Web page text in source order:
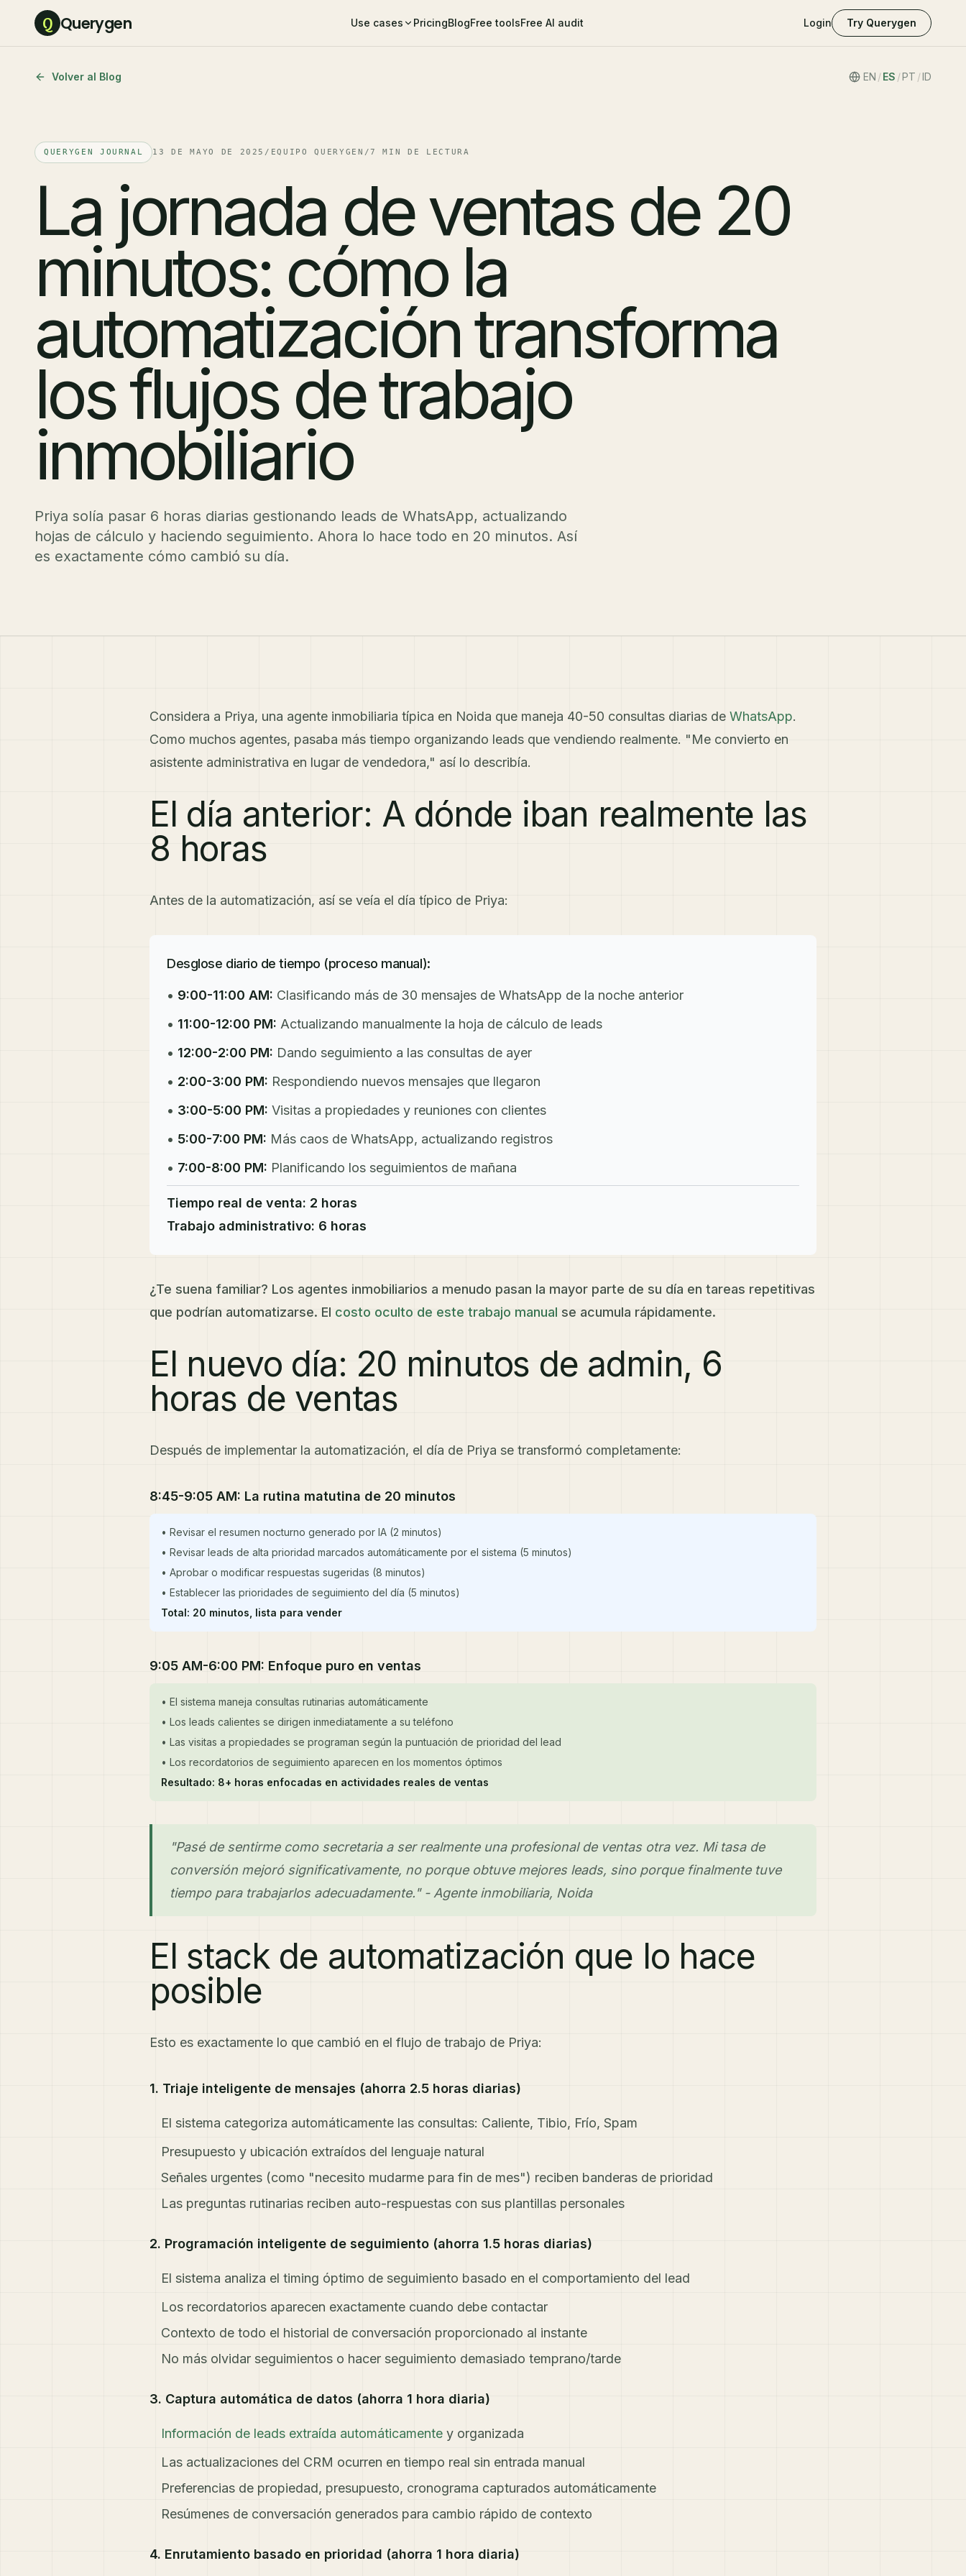
Q Querygen Use cases PricingBlogFree toolsFree AI audit Login Try Querygen
Volver al Blog EN / ES /PT /ID
QUERYGEN JOURNAL 13 DE MAYO DE 2025 / EQUIPO QUERYGEN /7 MIN DE LECTURA
La jornada de ventas de 20
minutos: cómo la
automatización transforma
los flujos de trabajo
inmobiliario
Priya solía pasar 6 horas diarias gestionando leads de WhatsApp, actualizando
hojas de cálculo y haciendo seguimiento. Ahora lo hace todo en 20 minutos. Así
es exactamente cómo cambió su día.
Considera a Priya, una agente inmobiliaria típica en Noida que maneja 40-50 consultas diarias de WhatsApp.
Como muchos agentes, pasaba más tiempo organizando leads que vendiendo realmente. "Me convierto en
asistente administrativa en lugar de vendedora," así lo describía.
El día anterior: A dónde iban realmente las
8 horas
Antes de la automatización, así se veía el día típico de Priya:
Desglose diario de tiempo (proceso manual):
• 9:00-11:00 AM: Clasificando más de 30 mensajes de WhatsApp de la noche anterior
• 11:00-12:00 PM: Actualizando manualmente la hoja de cálculo de leads
• 12:00-2:00 PM: Dando seguimiento a las consultas de ayer
• 2:00-3:00 PM: Respondiendo nuevos mensajes que llegaron
• 3:00-5:00 PM: Visitas a propiedades y reuniones con clientes
• 5:00-7:00 PM: Más caos de WhatsApp, actualizando registros
• 7:00-8:00 PM: Planificando los seguimientos de mañana
Tiempo real de venta: 2 horas
Trabajo administrativo: 6 horas
¿Te suena familiar? Los agentes inmobiliarios a menudo pasan la mayor parte de su día en tareas repetitivas
que podrían automatizarse. El costo oculto de este trabajo manual se acumula rápidamente.
El nuevo día: 20 minutos de admin, 6
horas de ventas
Después de implementar la automatización, el día de Priya se transformó completamente:
8:45-9:05 AM: La rutina matutina de 20 minutos
• Revisar el resumen nocturno generado por IA (2 minutos)
• Revisar leads de alta prioridad marcados automáticamente por el sistema (5 minutos)
• Aprobar o modificar respuestas sugeridas (8 minutos)
• Establecer las prioridades de seguimiento del día (5 minutos)
Total: 20 minutos, lista para vender
9:05 AM-6:00 PM: Enfoque puro en ventas
• El sistema maneja consultas rutinarias automáticamente
• Los leads calientes se dirigen inmediatamente a su teléfono
• Las visitas a propiedades se programan según la puntuación de prioridad del lead
• Los recordatorios de seguimiento aparecen en los momentos óptimos
Resultado: 8+ horas enfocadas en actividades reales de ventas
"Pasé de sentirme como secretaria a ser realmente una profesional de ventas otra vez. Mi tasa de
conversión mejoró significativamente, no porque obtuve mejores leads, sino porque finalmente tuve
tiempo para trabajarlos adecuadamente." - Agente inmobiliaria, Noida
El stack de automatización que lo hace
posible
Esto es exactamente lo que cambió en el flujo de trabajo de Priya:
1. Triaje inteligente de mensajes (ahorra 2.5 horas diarias)
El sistema categoriza automáticamente las consultas: Caliente, Tibio, Frío, Spam
Presupuesto y ubicación extraídos del lenguaje natural
Señales urgentes (como "necesito mudarme para fin de mes") reciben banderas de prioridad
Las preguntas rutinarias reciben auto-respuestas con sus plantillas personales
2. Programación inteligente de seguimiento (ahorra 1.5 horas diarias)
El sistema analiza el timing óptimo de seguimiento basado en el comportamiento del lead
Los recordatorios aparecen exactamente cuando debe contactar
Contexto de todo el historial de conversación proporcionado al instante
No más olvidar seguimientos o hacer seguimiento demasiado temprano/tarde
3. Captura automática de datos (ahorra 1 hora diaria)
Información de leads extraída automáticamente y organizada
Las actualizaciones del CRM ocurren en tiempo real sin entrada manual
Preferencias de propiedad, presupuesto, cronograma capturados automáticamente
Resúmenes de conversación generados para cambio rápido de contexto
4. Enrutamiento basado en prioridad (ahorra 1 hora diaria)